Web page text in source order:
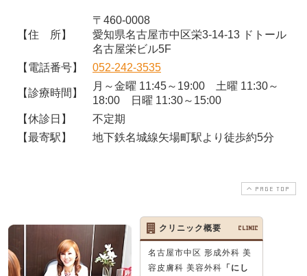
【住 所】
〒460-0008
愛知県名古屋市中区栄3-14-13 ドトール
名古屋栄ビル5F
【電話番号】
052-242-3535
【診療時間】
月～金曜 11:45～19:00 土曜 11:30～
18:00 日曜 11:30～15:00
【休診日】
不定期
【最寄駅】
地下鉄名城線矢場町駅より徒歩約5分
PAGE TOP
クリニック概要 CLINIC
名古屋市中区 形成外科 美
容皮膚科 美容外科 「にし